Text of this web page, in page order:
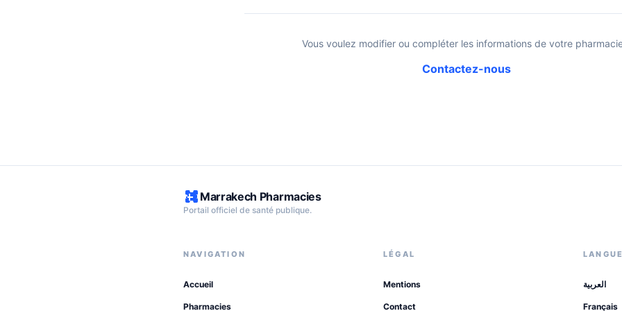
Vous voulez modifier ou compléter les informations de votre
Contactez-nous
Marrakech Pharmacies
Portail officiel de santé publique.
NAVIGATION
Accueil
Pharmacies
LÉGAL
Mentions
Contact
العربية
Français